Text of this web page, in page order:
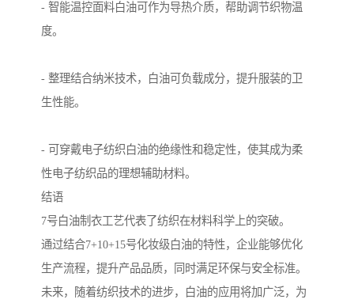
- 智能温控面料白油可作为导热介质，帮助调节织物温
度。
- 整理结合纳米技术，白油可负载成分，提升服装的卫
生性能。
- 可穿戴电子纺织白油的绝缘性和稳定性，使其成为柔
性电子纺织品的理想辅助材料。
结语
7号白油制衣工艺代表了纺织在材料科学上的突破。
通过结合7+10+15号化妆级白油的特性，企业能够优化
生产流程，提升产品品质，同时满足环保与安全标准。
未来，随着纺织技术的进步，白油的应用将加广泛，为